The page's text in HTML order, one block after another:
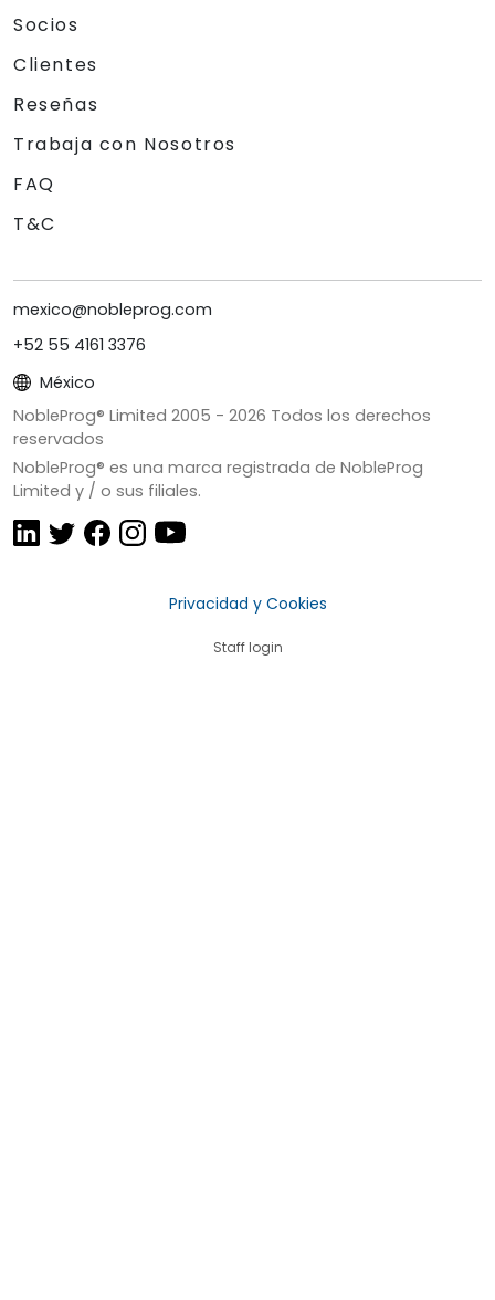
Socios
Clientes
Reseñas
Trabaja con Nosotros
FAQ
T&C
mexico@nobleprog.com
+52 55 4161 3376
México
NobleProg® Limited 2005 - 2026 Todos los derechos
reservados
NobleProg® es una marca registrada de NobleProg
Limited y / o sus filiales.
Privacidad y Cookies
Staff login